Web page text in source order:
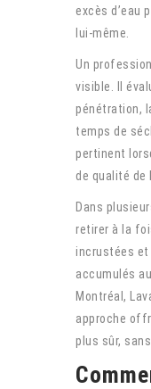
excès d’eau
lui-même.
Un
visible. Il
pénétration,
temps de
pertinent
de qualité de
Dans
retirer à la
incrustées et
accumulés
Montréal,
approche
plus sûr,